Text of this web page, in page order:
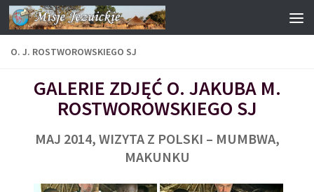
Przejdź do treści
O. J. ROSTWOROWSKIEGO SJ
GALERIE ZDJĘĆ O. JAKUBA M.
ROSTWOROWSKIEGO SJ
MAJ 2014, WIZYTA Z POLSKI – MUMBWA,
MAKUNKU